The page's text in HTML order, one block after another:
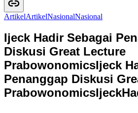
ArtikelArtikelNasionalNasional
Ijeck Hadir Sebagai
Diskusi Great Lecture
PrabowonomicsIjeck
Penanggap Diskusi
PrabowonomicsIjeckHa